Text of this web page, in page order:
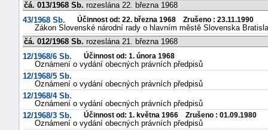
čá. 013/1968 Sb. rozeslána 22. března 1968
43/1968 Sb.
Účinnost od: 22. března 1968 Zrušeno : 23.11.1990
Zákon Slovenské národní rady o hlavním městě Slovenska
čá. 012/1968 Sb. rozeslána 21. března 1968
12/1968/6 Sb.
Účinnost od: 1. února 1968
Oznámení o vydání obecných právních předpisů
12/1968/5 Sb.
Oznámení o vydání obecných právních předpisů
12/1968/4 Sb.
Oznámení o vydání obecných právních předpisů
12/1968/3 Sb.
Účinnost od: 1. května 1966 Zrušeno : 01.09.1980
Oznámení o vydání obecných právních předpisů